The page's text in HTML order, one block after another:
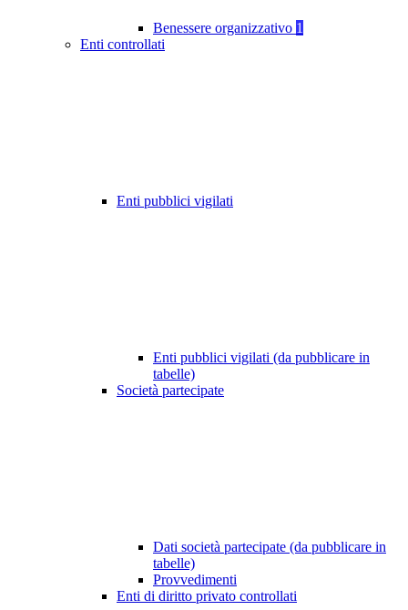
Benessere organizzativo 1
Enti controllati
Enti pubblici vigilati
Enti pubblici vigilati (da pubblicare in
tabelle)
Società partecipate
Dati società partecipate (da pubblicare in
tabelle)
Provvedimenti
Enti di diritto privato controllati